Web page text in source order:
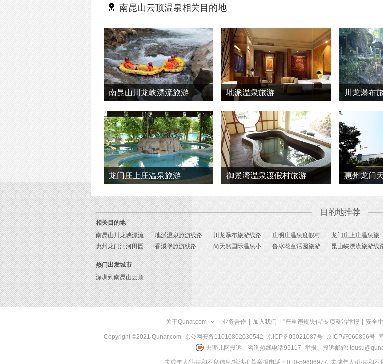
南昆山云顶温泉相关目的地
南昆山川龙峡漂流旅游 地派温泉旅游 川龙瀑布
龙门庄上庄温泉旅游 御景湾温泉渡假村旅游
惠州龙门
目的地推荐
相关目的地
南昆山川龙峡漂流旅游线路
地派温泉旅游线路 川龙瀑布旅游线路 庄明庄温泉度假村旅游线路 龙门庄上庄
惠州龙门洞河田园漂流旅游线路
香溪堡旅游线路 尚天然国际温泉小镇旅游线路 鲁冰花童话园旅游线路 昆山峡漂流旅游线
热门出发城市
深圳到南昆山云顶温泉旅游报价
关于Qunar.com 业务合作 加入我们 "严重违规失信"专项整治举报 安全
Copyright ©2021 Qunar.com 京公网安备11010802030542 京ICP备05021087号 京ICP证060856号
去哪儿网投诉、咨询热线电话95117 举报、投诉邮箱:
未成年人/违法和不良信息/算法推荐举报电话：010-59606977 未成年人/违法和不